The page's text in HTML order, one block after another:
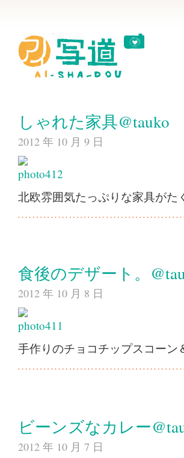
しゃれた家具@tauko
2012 年 10 月 9 日
北欧雰囲気たっぷりな家具がた
食後のデザート。
2012 年 10 月 8 日
手作りのチョコチップスコー
ビーンズなカレー
2012 年 10 月 7 日